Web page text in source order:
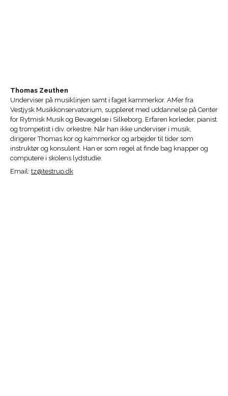
Thomas Zeuthen
Underviser på musiklinjen samt i faget kammerkor. AM’er fra
Vestjysk Musikkonservatorium, suppleret med uddannelse på Center
for Rytmisk Musik og Bevægelse i Silkeborg. Erfaren korleder, pianist
og trompetist i div. orkestre. Når han ikke underviser i musik,
dirigerer Thomas kor og kammerkor og arbejder til tider som
instruktør og konsulent. Han er som regel at finde bag knapper og
computere i skolens lydstudie.
Email: tz@testrup.dk